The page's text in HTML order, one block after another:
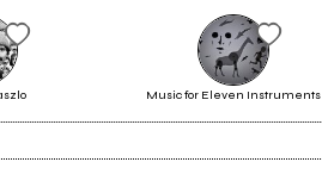
Music for Eleven Instruments